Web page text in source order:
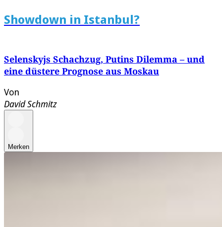
Showdown in Istanbul?
Selenskyjs Schachzug, Putins Dilemma – und
eine düstere Prognose aus Moskau
Von
David Schmitz
Merken